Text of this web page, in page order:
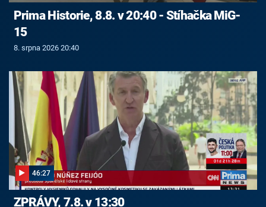
Prima Historie, 8.8. v 20:40 - Stíhačka MiG-
15
8. srpna 2026 20:40
46:27
ZPRÁVY, 7.8. v 13:30